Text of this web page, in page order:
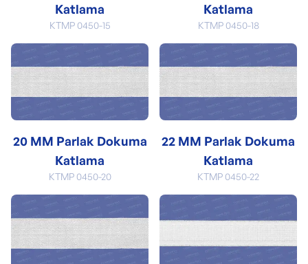
Katlama
KTMP 0450-15
Katlama
KTMP 0450-18
20 MM Parlak Dokuma
Katlama
KTMP 0450-20
22 MM Parlak Dokuma
Katlama
KTMP 0450-22